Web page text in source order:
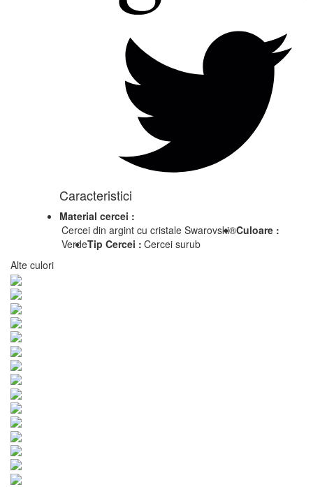
Caracteristici
Material cercei :
Cercei din argint cu cristale Swarovski®Culoare :
VerdeTip Cercei : Cercei surub
Alte culori